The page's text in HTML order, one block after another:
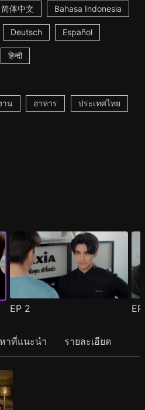
简体中文 Bahasa Indonesia
Deutsch Español
हिन्दी
าน อาหาร ประเทศไทย
EP 2
าที่แนะนำ รายละเอียด